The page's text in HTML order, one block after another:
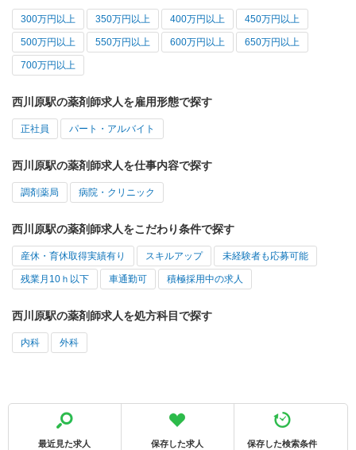
300万円以上 350万円以上 400万円以上 450万円以上
500万円以上 550万円以上 600万円以上 650万円以上
700万円以上
西川原駅の薬剤師求人を雇用形態で探す
正社員 パート・アルバイト
西川原駅の薬剤師求人を仕事内容で探す
調剤薬局 病院・クリニック
西川原駅の薬剤師求人をこだわり条件で探す
産休・育休取得実績有り スキルアップ 未経験者も応募可能
残業月10ｈ以下 車通勤可 積極採用中の求人
西川原駅の薬剤師求人を処方科目で探す
内科 外科
最近見た求人 保存した求人 保存した検索条件